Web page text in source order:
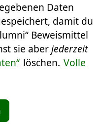
Daten
damit du
Beweismittel
sie aberjederzeit
löschen. Volle